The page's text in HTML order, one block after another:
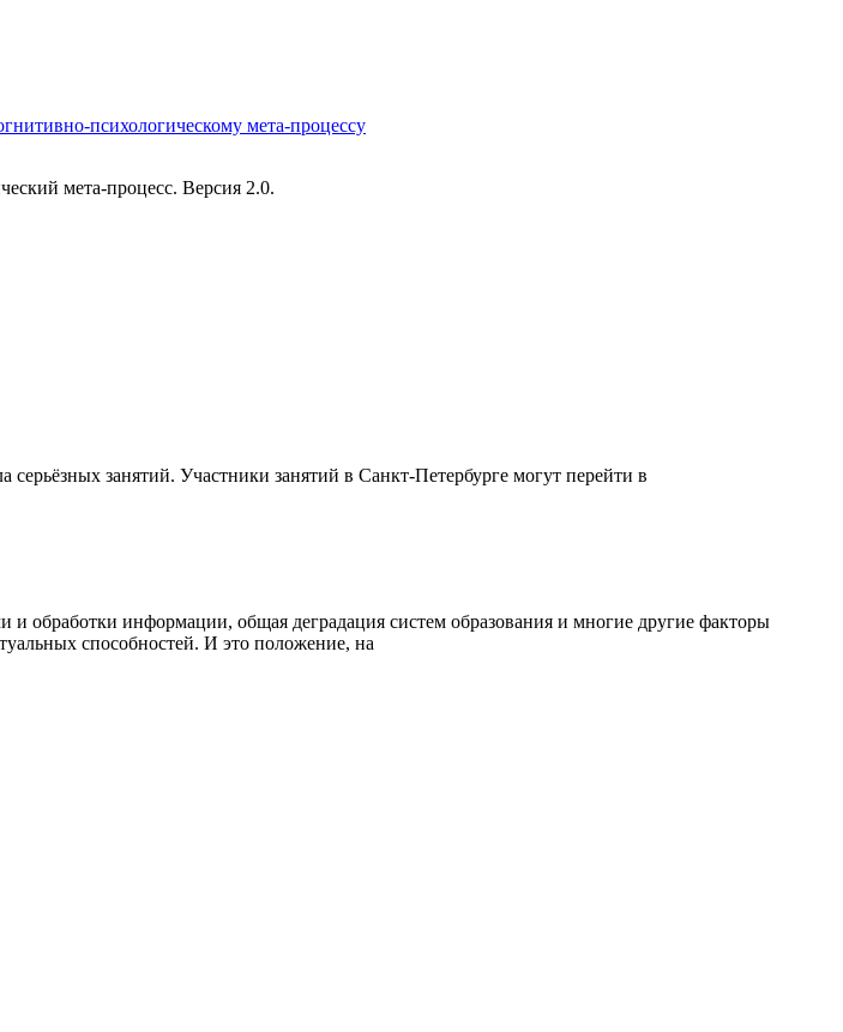
психологическому мета-процессу
мета-процесс. Версия 2.0.
занятий. Участники занятий в Санкт-Петербурге могут перейти в
обработки информации, общая деградация систем образования и многие другие факторы
способностей. И это положение, на